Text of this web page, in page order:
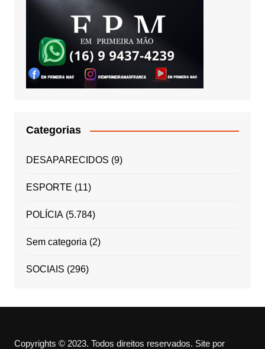
Categorias
DESAPARECIDOS (9)
ESPORTE (11)
POLÍCIA(5.784)
Sem categoria(2)
SOCIAIS (296)
Copyrights © 2023. Todos direitos reservados. Site por